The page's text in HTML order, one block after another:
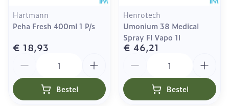
Hartmann
Peha Fresh 400ml 1 P/s
€ 18,93
Bestel
Henrotech
Umonium 38 Medical
Spray Fl Vapo 1l
€ 46,21
Bestel